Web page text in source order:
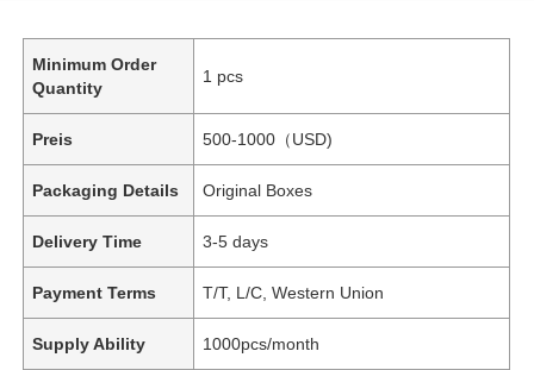
Minimum Order
Quantity
1 pcs
Preis 500-1000（USD)
Packaging Details Original Boxes
Delivery Time 3-5 days
Payment Terms T/T, L/C, Western Union
Supply Ability 1000pcs/month